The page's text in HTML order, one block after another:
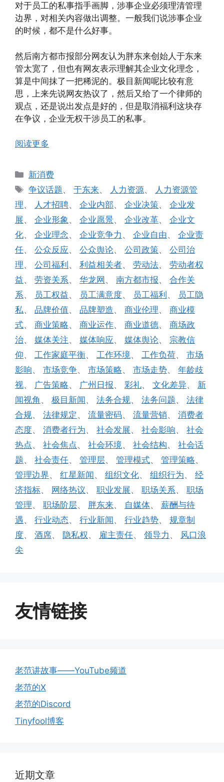
对于员工的私事指手画脚，涉事企业必须理清管理
边界，对相关内容做出调整。一般我们说涉事企业
的时候，都不是什么好事。
然后南方都市报部分网友认为胖东来创始人于东来
管太宽了，但也有网友表示理解其企业文化理念，
算是中间抹了一把稀泥的。极目新闻呢比较有意
思，上来先说网友热议了，然后又给了一个律师的
观点，还是说出发点是好的，但是取消福利这块存
在争议，企业无权干涉员工的私事。
阅读更多
分
类
新消费
标
争议话题、于东来、 人力资源、
人力资源管
理、 人才招聘、 企业内部、 企业决策、 企业发
展、 企业形象、 企业愿景、 企业改革、 企业文
化、 企业理念、 企业竞争力 、 企业自由、 企业责
任、 公众反应、 公众舆论、 公司政策、 公司治
理、 公司福利 、 利益相关者、 劳动法、 劳动者权
益、 劳资关系、 华龙网 、 南方都市报、 合作关
系、 员工权益、 员工满意度、 员工福利 、
员工隐
私、 品牌价值、 品牌塑造、 商业伦理、 商业模
式、 商业策略、 商业运作、 商业道德、 商场政
治、 媒体关注、 媒体响应、 媒体舆论、 宗教信
仰、 工作家庭平衡、 工作环境、 工作负荷、 市场
影响、 市场竞争、 市场策略、 市场走势、 年龄歧
视、 广告策略、 广州日报、 彩礼、 文化差异、 新
闻视角 、 极目新闻、 法务合规、 法务问题、 法律
合规、 法律规定 、 流量密码、 流量营销、 消费者
态度、 消费者行为、 社会发展、 社会影响、 社会
热点、 社会焦点、 社会环境、 社会结构、 社会话
题、 社会责任、 管理层、 管理模式、 管理策略、
管理边界、 红星新闻、 组织文化、 组织行为、 经
济指标、 网络热议 、 职业发展、 职场关系、 职场
管理、 职场阶层、 胖东来、 自媒体、 薪酬与待
遇、 行业动态、 行业新闻、 行业趋势、 规章制
度、 酒席、 隐私权 、 雇主责任、 领导力 、 风口浪
尖
友情链接
老范讲故事——YouTube频道
老范的X
老范的Discord
Tinyfool博客
近期文章